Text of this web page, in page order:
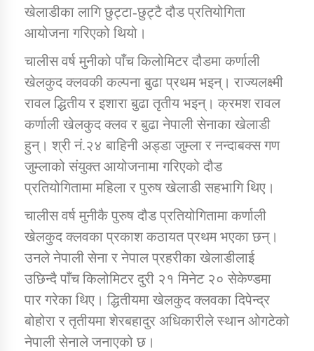
कार्यक्रम कार्यान्वयन एकाई जुम्लाको सुचना
कर्णाली प्राविधि शिक्षालय जुम्लाको सुचना
खेलाडीका लागि छुट्टा-छुट्टै दौड प्रतियोगिता
आयोजना गरिएको थियो।
चालीस वर्ष मुनीको पाँच किलोमिटर दौडमा कर्णाली
खेलकुद क्लवकी कल्पना बुढा प्रथम भइन्। राज्यलक्ष्मी
रावल द्धितीय र इशारा बुढा तृतीय भइन्। क्रमश रावल
कर्णाली खेलकुद क्लव र बुढा नेपाली सेनाका खेलाडी
हुन्। श्री नं.२४ बाहिनी अड्डा जुम्ला र नन्दाबक्स गण
जुम्लाको संयुक्त आयोजनामा गरिएको दौड
प्रतियोगितामा महिला र पुरुष खेलाडी सहभागि थिए।
चालीस वर्ष मुनीकै पुरुष दौड प्रतियोगितामा कर्णाली
खेलकुद क्लवका प्रकाश कठायत प्रथम भएका छन्।
उनले नेपाली सेना र नेपाल प्रहरीका खेलाडीलाई
उछिन्दै पाँच किलोमिटर दुरी २१ मिनेट २० सेकेण्डमा
पार गरेका थिए। द्धितीयमा खेलकुद क्लवका दिपेन्द्र
बोहोरा र तृतीयमा शेरबहादुर अधिकारीले स्थान ओगटेको
नेपाली सेनाले जनाएको छ।